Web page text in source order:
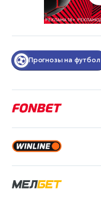
Прогнозы на футбол